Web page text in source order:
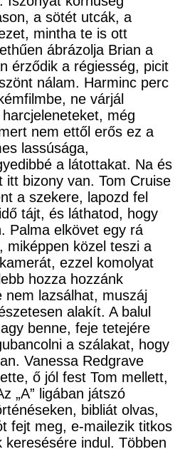
a sötét utcák, a
mintha te is ott
ábrázolja Brian a
érződik a régiesség, picit
nálam. Harminc perc
ne várjál
még
nem ettől erős ez a
lassúsága,
a látottakat. Na és
bizony van. Tom Cruise
a szekere, lapozd fel
tájt, és láthatod, hogy
Palma elkövet egy rá
miképpen közel teszi a
ezzel komolyat
hozza hozzánk
nem lazsálhat, muszáj
alakít. A balul
benne, feje tetejére
a szálakat, hogy
Vanessa Redgrave
ő jól fest Tom mellett,
„A” ligában játszó
bibliát olvas,
fejt meg, e-mailezik titkos
keresésére indul. Többen